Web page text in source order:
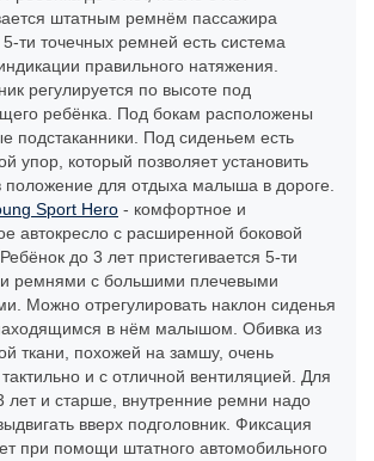
штатным ремнём пассажира
ти точечных ремней есть система
правильного натяжения.
регулируется по высоте под
ребёнка. Под бокам расположены
подстаканники. Под сиденьем есть
упор, который позволяет установить
положение для отдыха малыша в дороге.
Sport Hero - комфортное и
автокресло с расширенной боковой
до 3 лет пристегивается 5-ти
ремнями с большими плечевыми
Можно отрегулировать наклон сиденья
в нём малышом. Обивка из
ткани, похожей на замшу, очень
и с отличной вентиляцией. Для
лет и старше, внутренние ремни надо
вверх подголовник. Фиксация
при помощи штатного автомобильного